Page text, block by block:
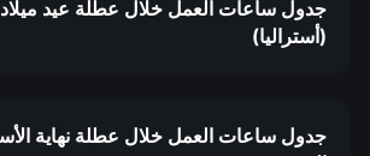
جدول ساعات العمل خلال عطلة عيد ميلاد
(أستراليا)
جدول ساعات العمل خلال عطلة نهاية